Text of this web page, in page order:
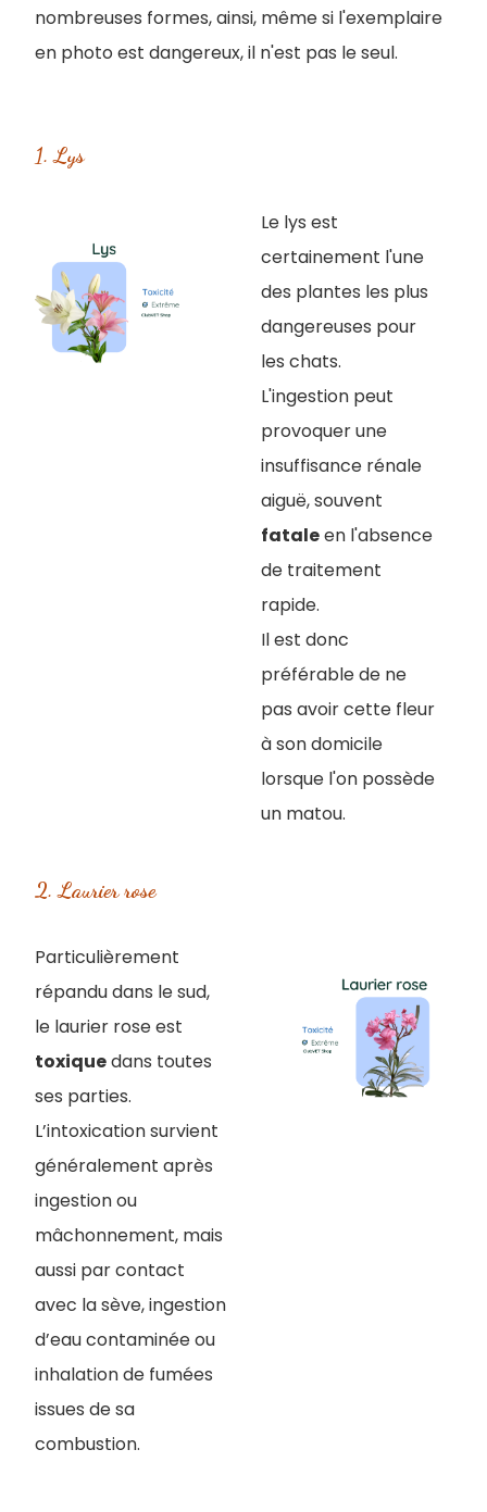
nombreuses formes, ainsi, même si l'exemplaire
en photo est dangereux, il n'est pas le seul.
1. Lys
Le lys est
certainement l'une
des plantes les plus
dangereuses pour
les chats.
L'ingestion peut
provoquer une
insuffisance rénale
aiguë, souvent
fataleen l'absence
de traitement
rapide.
Il est donc
préférable de ne
pas avoir cette fleur
à son domicile
lorsque l'on possède
un matou.
2. Laurier rose
Particulièrement
répandu dans le sud,
le laurier rose est
toxiquedans toutes
ses parties.
L’intoxication survient
généralement après
ingestion ou
mâchonnement, mais
aussi par contact
avec la sève, ingestion
d’eau contaminée ou
inhalation de fumées
issues de sa
combustion.